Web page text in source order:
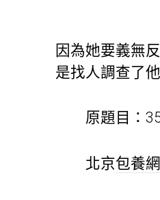
因為她要義無
是找人調查了
原題目：350
北京包養網